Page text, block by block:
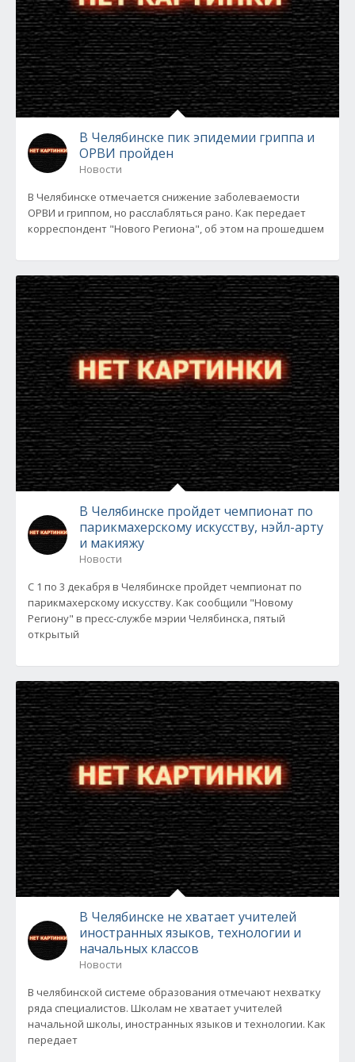
В Челябинске пик эпидемии гриппа и
ОРВИ пройден
Новости
В Челябинске отмечается снижение заболеваемости
ОРВИ и гриппом, но расслабляться рано. Как передает
корреспондент "Нового Региона", об этом на прошедшем
В Челябинске пройдет чемпионат по
парикмахерскому искусству, нэйл-арту
и макияжу
Новости
С 1 по 3 декабря в Челябинске пройдет чемпионат по
парикмахерскому искусству. Как сообщили "Новому
Региону" в пресс-службе мэрии Челябинска, пятый
открытый
В Челябинске не хватает учителей
иностранных языков, технологии и
начальных классов
Новости
В челябинской системе образования отмечают нехватку
ряда специалистов. Школам не хватает учителей
начальной школы, иностранных языков и технологии. Как
передает